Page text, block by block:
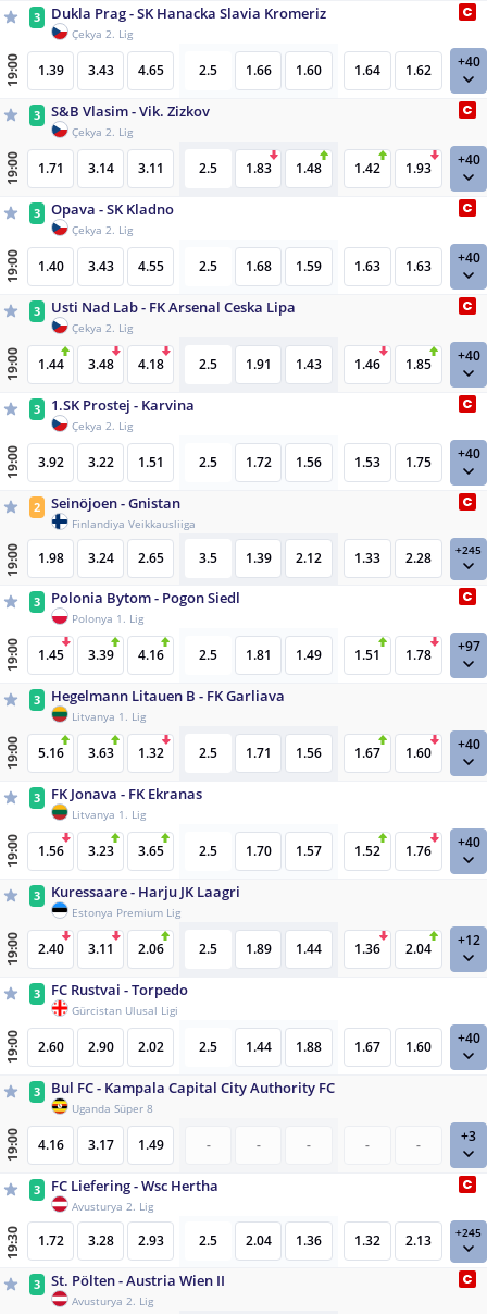
3 Dukla Prag - SK Hanacka Slavia Kromeriz
Çekya 2. Lig
19:00 1.39 3.43 4.65 2.5 1.66 1.60 1.64 1.62 +40
3 S&B Vlasim - Vik. Zizkov
Çekya 2. Lig
19:00 1.71 3.14 3.11 2.5 1.83 1.48 1.42 1.93 +40
3 Opava - SK Kladno
Çekya 2. Lig
19:00 1.40 3.43 4.55 2.5 1.68 1.59 1.63 1.63 +40
3 Usti Nad Lab - FK Arsenal Ceska Lipa
Çekya 2. Lig
19:00 1.44 3.48 4.18 2.5 1.91 1.43 1.46 1.85 +40
3 1.SK Prostej - Karvina
Çekya 2. Lig
19:00 3.92 3.22 1.51 2.5 1.72 1.56 1.53 1.75 +40
2 Seinöjoen - Gnistan
Finlandiya Veikkausliiga
19:00 1.98 3.24 2.65 3.5 1.39 2.12 1.33 2.28 +245
3 Polonia Bytom - Pogon Siedl
Polonya 1. Lig
19:00 1.45 3.39 4.16 2.5 1.81 1.49 1.51 1.78 +97
3 Hegelmann Litauen B - FK Garliava
Litvanya 1. Lig
19:00 5.16 3.63 1.32 2.5 1.71 1.56 1.67 1.60 +40
3 FK Jonava - FK Ekranas
Litvanya 1. Lig
19:00 1.56 3.23 3.65 2.5 1.70 1.57 1.52 1.76 +40
3 Kuressaare - Harju JK Laagri
Estonya Premium Lig
19:00 2.40 3.11 2.06 2.5 1.89 1.44 1.36 2.04 +12
3 FC Rustvai - Torpedo
Gürcistan Ulusal Ligi
19:00 2.60 2.90 2.02 2.5 1.44 1.88 1.67 1.60 +40
3 Bul FC - Kampala Capital City Authority FC
Uganda Süper 8
19:00 4.16 3.17 1.49 - - - - - +3
3 FC Liefering - Wsc Hertha
Avusturya 2. Lig
19:30 1.72 3.28 2.93 2.5 2.04 1.36 1.32 2.13 +245
3 St. Pölten - Austria Wien II
Avusturya 2. Lig